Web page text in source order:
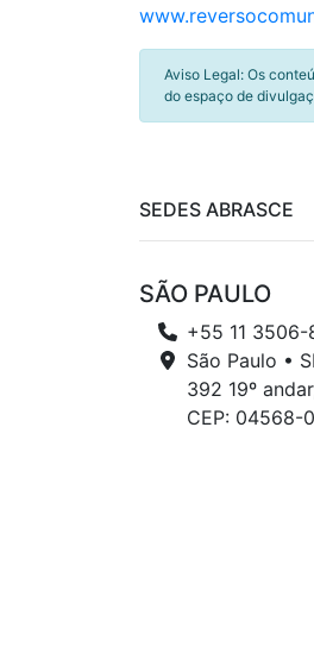
Aviso Legal: Os
do espaço de
SEDES ABRASCE
SÃO PAULO
+55 11 3506-
São Paulo •
392 19º
CEP: 04568-